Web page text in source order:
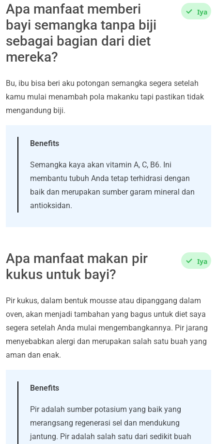
Apa manfaat memberi
bayi semangka tanpa biji
sebagai bagian dari diet
mereka?
Iya
Bu, ibu bisa beri aku potongan semangka segera setelah
kamu mulai menambah pola makanku tapi pastikan tidak
mengandung biji.
Benefits
Semangka kaya akan vitamin A, C, B6. Ini
membantu tubuh Anda tetap terhidrasi dengan
baik dan merupakan sumber garam mineral dan
antioksidan.
Apa manfaat makan pir
kukus untuk bayi?
Iya
Pir kukus, dalam bentuk mousse atau dipanggang dalam
oven, akan menjadi tambahan yang bagus untuk diet saya
segera setelah Anda mulai mengembangkannya. Pir jarang
menyebabkan alergi dan merupakan salah satu buah yang
aman dan enak.
Benefits
Pir adalah sumber potasium yang baik yang
merangsang regenerasi sel dan mendukung
jantung. Pir adalah salah satu dari sedikit buah